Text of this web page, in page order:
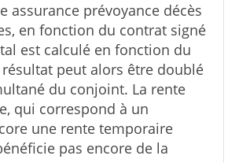
assurance prévoyance décès
en fonction du contrat signé
est calculé en fonction du
peut alors être doublé
du conjoint. La rente
qui correspond à un
une rente temporaire
pas encore de la